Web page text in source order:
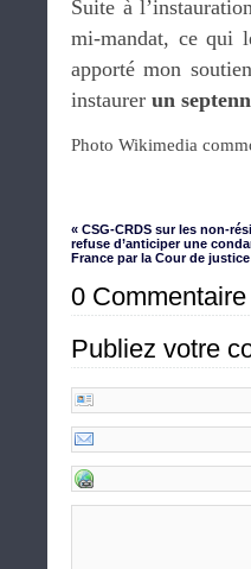
Suite à
mi-mandat, ce qui
apporté mon
instaurer un
Photo Wikimedia
« CSG-CRDS sur les non-
refuse d’anticiper une
France par la Cour de justice
0 Commentaire
Publiez votre